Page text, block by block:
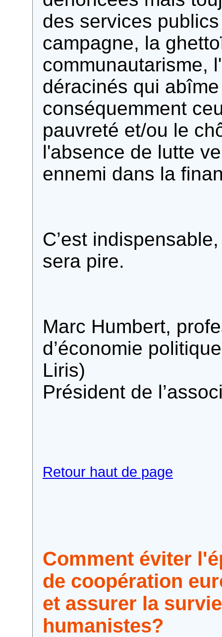
des services
campagne, la
communautarisme,
déracinés qui
conséquemment
pauvreté et/ou le
l'absence de lutte
ennemi dans la
C’est
sera pire.
Marc Humbert,
d’économie
Liris)
Président de
Retour haut de page
Comment éviter
de coopération
et assurer la
humanistes?